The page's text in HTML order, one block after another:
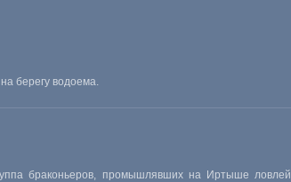
берегу водоема.
браконьеров, промышлявших на Иртыше ловлей